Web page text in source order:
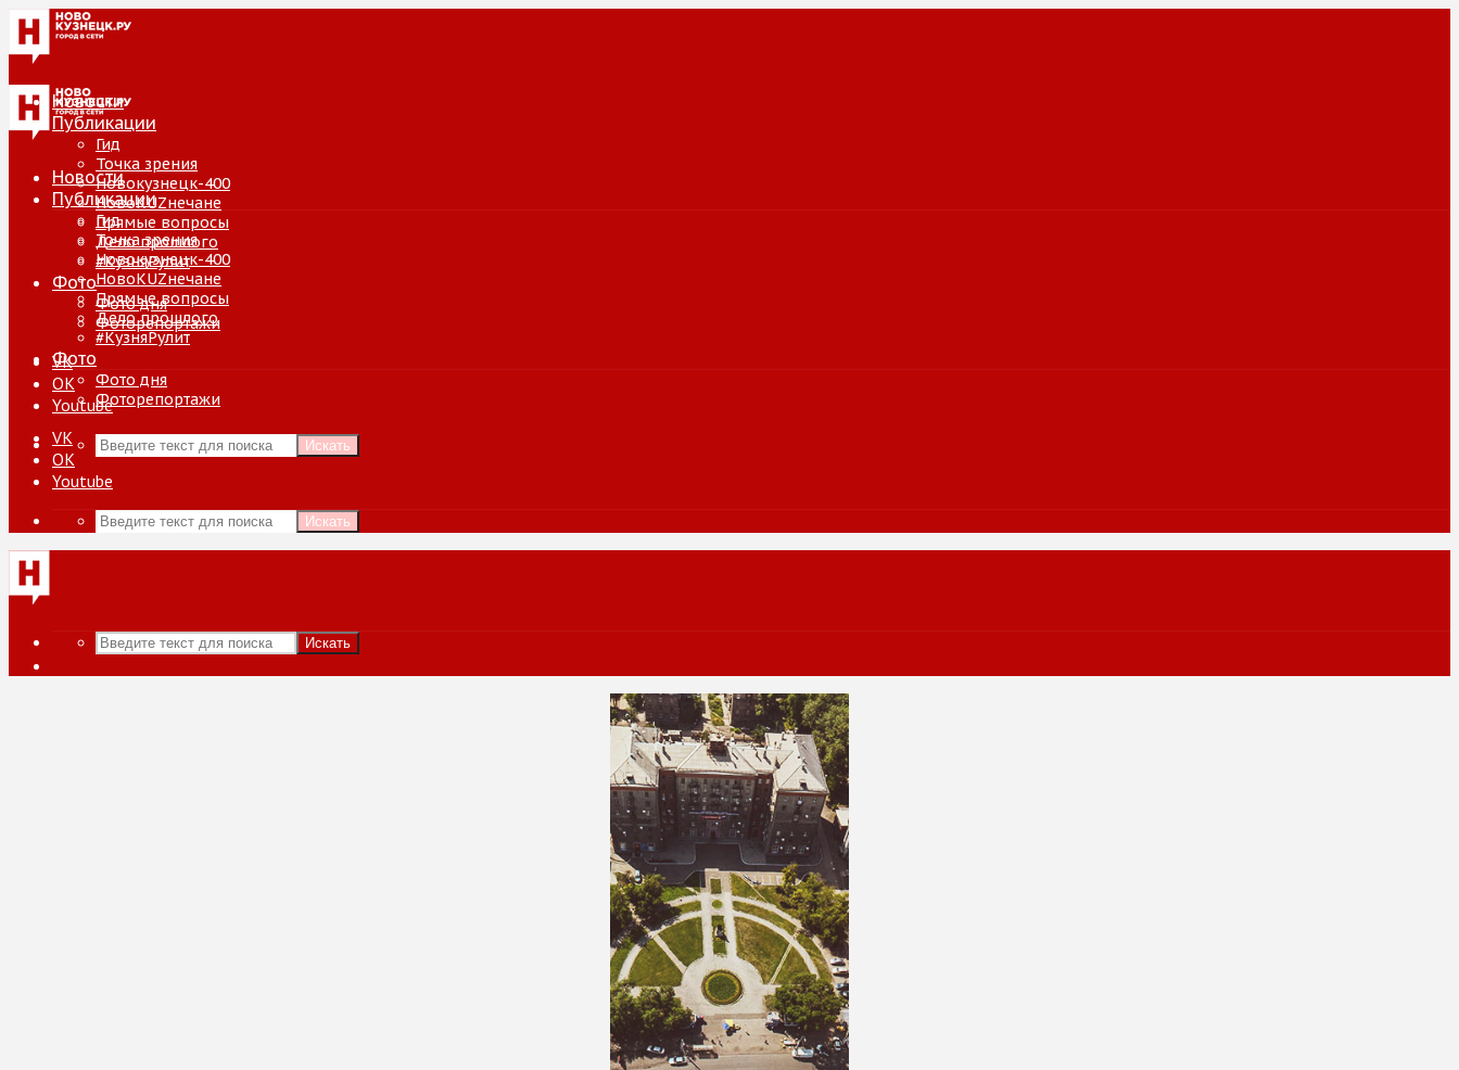
Новости
Публикации
Гид
Точка зрения
Новокузнецк-400
НовоKUZнечане
Прямые вопросы
Дело прошлого
#КузняРулит
Фото
Фото дня
Фоторепортажи
VK
ОК
Youtube
Искать
Новости
Публикации
Гид
Точка зрения
Новокузнецк-400
НовоKUZнечане
Прямые вопросы
Дело прошлого
#КузняРулит
Фото
Фото дня
Фоторепортажи
VK
ОК
Youtube
Искать
Искать